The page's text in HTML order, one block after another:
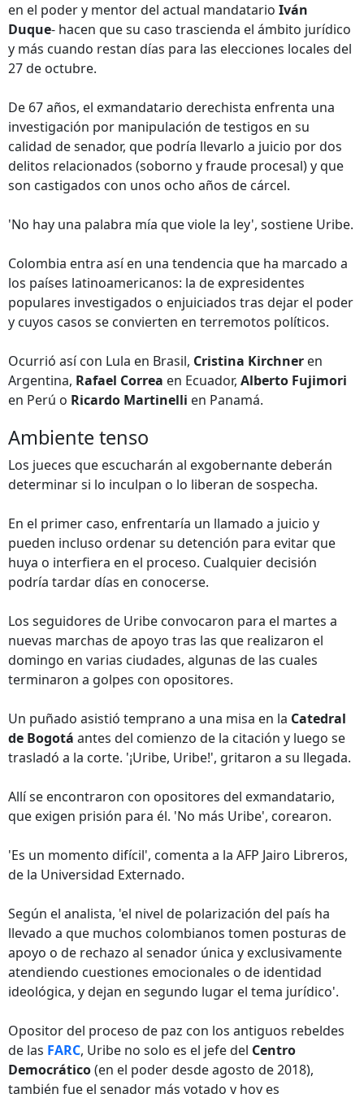
en el poder y mentor del actual mandatario Iván
Duque- hacen que su caso trascienda el ámbito jurídico
y más cuando restan días para las elecciones locales del
27 de octubre.
De 67 años, el exmandatario derechista enfrenta una
investigación por manipulación de testigos en su
calidad de senador, que podría llevarlo a juicio por dos
delitos relacionados (soborno y fraude procesal) y que
son castigados con unos ocho años de cárcel.
'No hay una palabra mía que viole la ley', sostiene Uribe.
Colombia entra así en una tendencia que ha marcado a
los países latinoamericanos: la de expresidentes
populares investigados o enjuiciados tras dejar el poder
y cuyos casos se convierten en terremotos políticos.
Ocurrió así con Lula en Brasil, Cristina Kirchner en
Argentina, Rafael Correa en Ecuador, Alberto Fujimori
en Perú o Ricardo Martinelli en Panamá.
Ambiente tenso
Los jueces que escucharán al exgobernante deberán
determinar si lo inculpan o lo liberan de sospecha.
En el primer caso, enfrentaría un llamado a juicio y
pueden incluso ordenar su detención para evitar que
huya o interfiera en el proceso. Cualquier decisión
podría tardar días en conocerse.
Los seguidores de Uribe convocaron para el martes a
nuevas marchas de apoyo tras las que realizaron el
domingo en varias ciudades, algunas de las cuales
terminaron a golpes con opositores.
Un puñado asistió temprano a una misa en la Catedral
de Bogotá antes del comienzo de la citación y luego se
trasladó a la corte. '¡Uribe, Uribe!', gritaron a su llegada.
Allí se encontraron con opositores del exmandatario,
que exigen prisión para él. 'No más Uribe', corearon.
'Es un momento difícil', comenta a la AFP Jairo Libreros,
de la Universidad Externado.
Según el analista, 'el nivel de polarización del país ha
llevado a que muchos colombianos tomen posturas de
apoyo o de rechazo al senador única y exclusivamente
atendiendo cuestiones emocionales o de identidad
ideológica, y dejan en segundo lugar el tema jurídico'.
Opositor del proceso de paz con los antiguos rebeldes
de las FARC, Uribe no solo es el jefe del Centro
Democrático(en el poder desde agosto de 2018),
también fue el senador más votado y hoy es